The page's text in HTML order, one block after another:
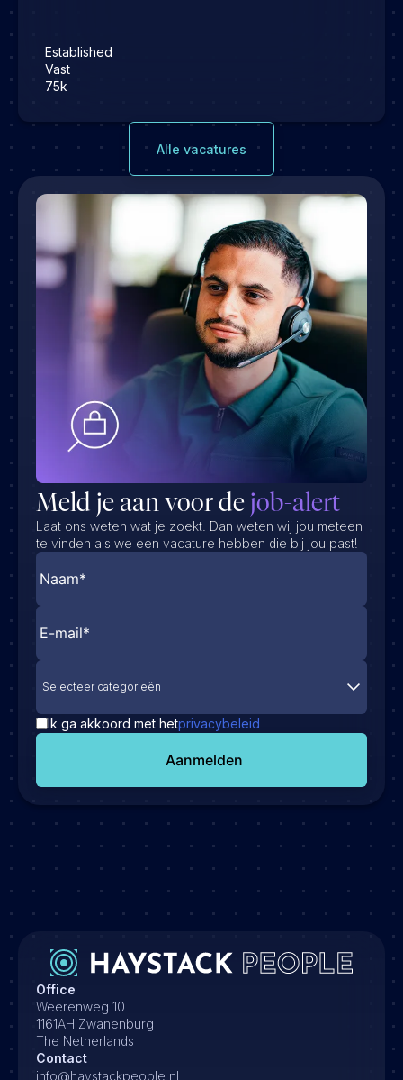
Established
Vast
75k
Alle vacatures
Meld je aan voor dejob-alert
Laat ons weten wat je zoekt. Dan weten wij jou meteen
te vinden als we een vacature hebben die bij jou past!
Selecteer categorieën
Ik ga akkoord met hetprivacybeleid
Aanmelden
Office
Weerenweg 10
1161AH Zwanenburg
The Netherlands
Contact
info@haystackpeople.nl